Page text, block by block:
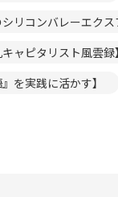
リコンバレーエクス
ャピタリスト風雲録】
を実践に活かす】